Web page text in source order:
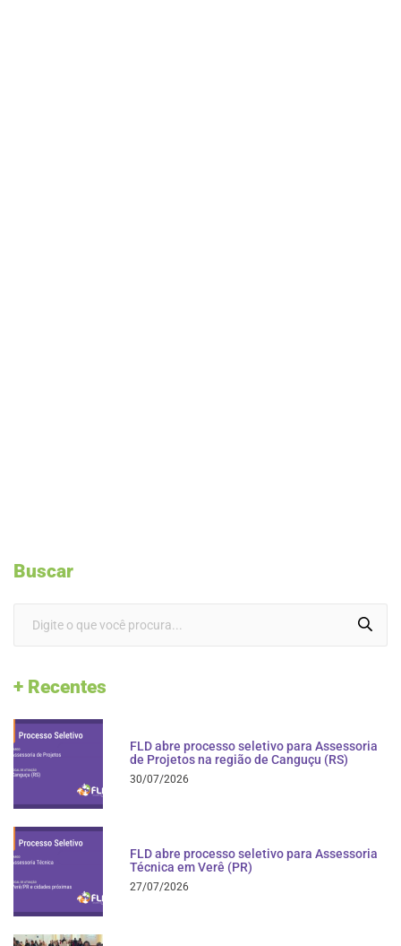
Buscar
+ Recentes
FLD abre processo seletivo para Assessoria
de Projetos na região de Canguçu (RS)
30/07/2026
FLD abre processo seletivo para Assessoria
Técnica em Verê (PR)
27/07/2026